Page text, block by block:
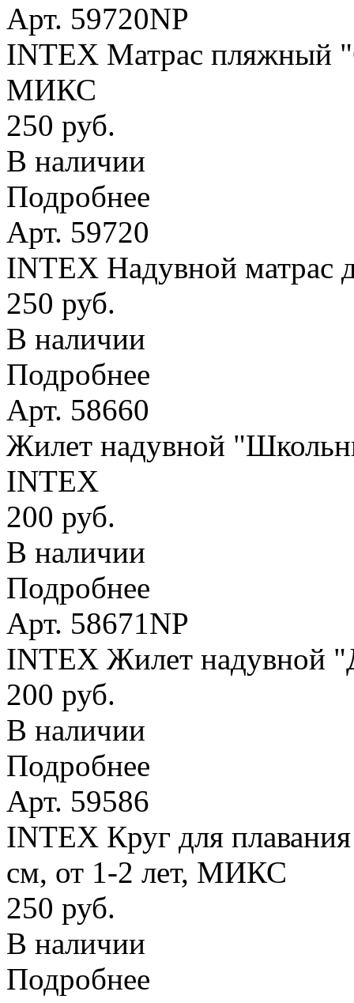
Арт. 59720NP
INTEX Матрас пляжный
МИКС
250 руб.
В наличии
Подробнее
Арт. 59720
INTEX Надувной матрас
250 руб.
В наличии
Подробнее
Арт. 58660
Жилет надувной
INTEX
200 руб.
В наличии
Подробнее
Арт. 58671NP
INTEX Жилет надувной
200 руб.
В наличии
Подробнее
Арт. 59586
INTEX Круг для
см, от 1-2 лет, МИКС
250 руб.
В наличии
Подробнее